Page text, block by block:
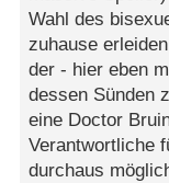
Wahl des
zuhause
der - hier eben
dessen Sünden
eine Doctor
Verantwortliche
durchaus